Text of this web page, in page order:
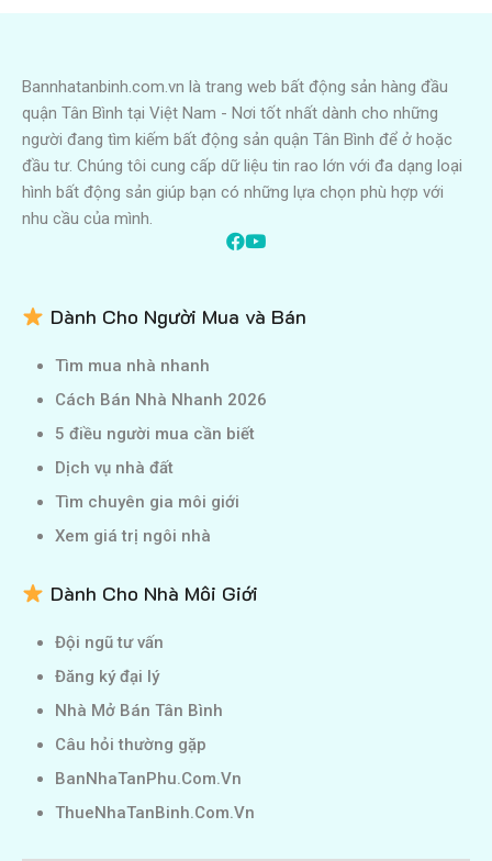
Bannhatanbinh.com.vn là trang web bất động sản hàng đầu
quận Tân Bình tại Việt Nam - Nơi tốt nhất dành cho những
người đang tìm kiếm bất động sản quận Tân Bình để ở hoặc
đầu tư. Chúng tôi cung cấp dữ liệu tin rao lớn với đa dạng loại
hình bất động sản giúp bạn có những lựa chọn phù hợp với
nhu cầu của mình.
Dành Cho Người Mua và Bán
Tìm mua nhà nhanh
Cách Bán Nhà Nhanh 2026
5 điều người mua cần biết
Dịch vụ nhà đất
Tìm chuyên gia môi giới
Xem giá trị ngôi nhà
Dành Cho Nhà Môi Giới
Đội ngũ tư vấn
Đăng ký đại lý
Nhà Mở Bán Tân Bình
Câu hỏi thường gặp
BanNhaTanPhu.Com.Vn
ThueNhaTanBinh.Com.Vn